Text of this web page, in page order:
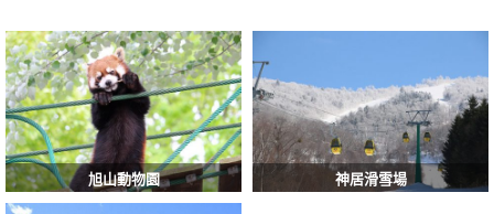
旭山動物園 神居滑雪場